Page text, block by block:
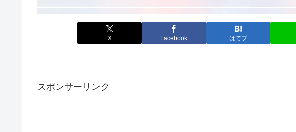
X Facebook はてブ
スポンサーリンク